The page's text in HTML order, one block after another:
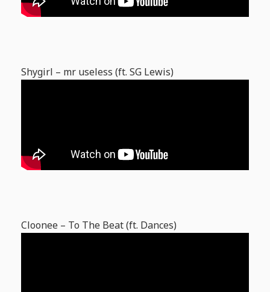
Shygirl – mr useless (ft. SG Lewis)
Cloonee – To The Beat (ft. Dances)